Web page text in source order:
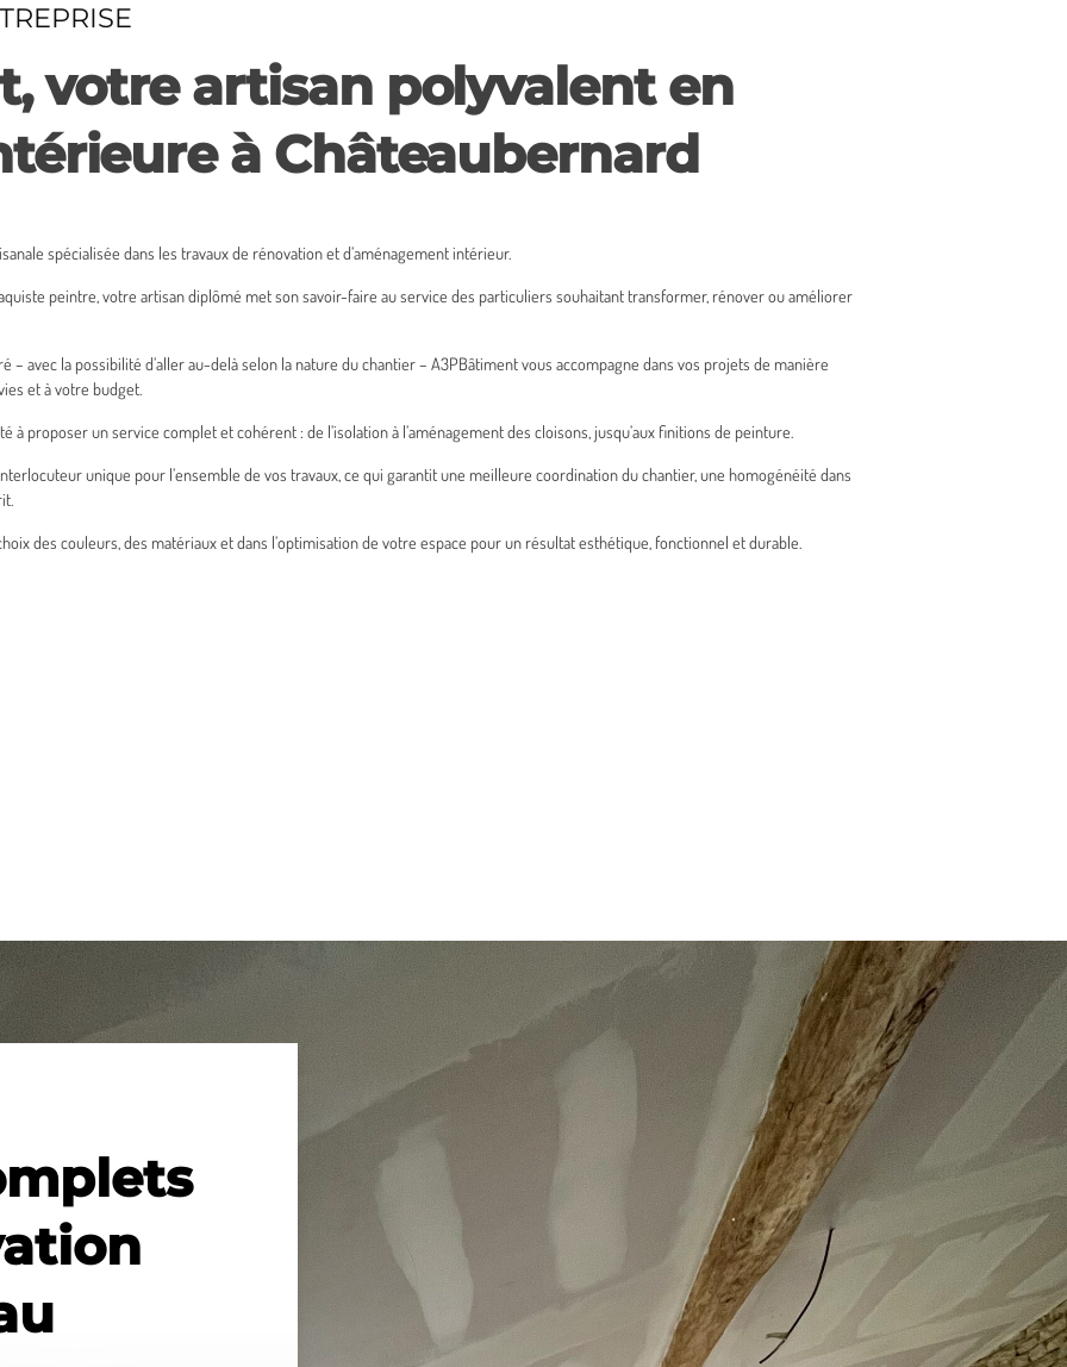
votre artisan polyvalent en
à Châteaubernard
spécialisée dans les travaux de rénovation et d’aménagement intérieur.
peintre, votre artisan diplômé met son savoir-faire au service des particuliers souhaitant transformer, rénover ou améliorer
– avec la possibilité d’aller au-delà selon la nature du chantier – A3PBâtiment vous accompagne dans vos projets de manière
et à votre budget.
à proposer un service complet et cohérent : de l’isolation à l’aménagement des cloisons, jusqu’aux finitions de peinture.
unique pour l’ensemble de vos travaux, ce qui garantit une meilleure coordination du chantier, une homogénéité dans
des couleurs, des matériaux et dans l’optimisation de votre espace pour un résultat esthétique, fonctionnel et durable.